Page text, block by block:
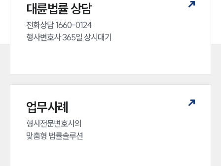
대륜법률 상담
전화상담 1660-0124
형사변호사 365일 상시대기
업무사례
형사전문변호사의
맞춤형 법률솔루션